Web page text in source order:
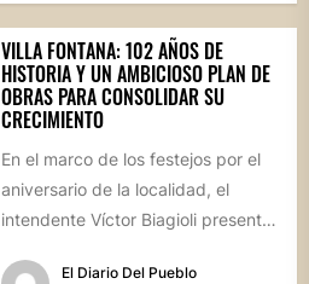
VILLA FONTANA: 102 AÑOS DE
HISTORIA Y UN AMBICIOSO PLAN DE
OBRAS PARA CONSOLIDAR SU
CRECIMIENTO
En el marco de los festejos por el
aniversario de la localidad, el
intendente Víctor Biagioli presentó
El Diario Del Pueblo